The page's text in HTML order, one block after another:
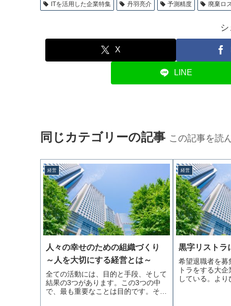
ITを活用した企業特集 丹羽亮介 予測精度 廃棄ロ
X
LINE
同じカテゴリーの記事 この記事を読
経営
人々の幸せのための組織づくり
～人を大切にする経営とは～
全ての活動には、目的と手段、そして
結果の3つがあります。この3つの中
で、最も重要なことは目的です。そ…
経営
黒字リストラ
希望退職者を募
トラをする大
している。よ